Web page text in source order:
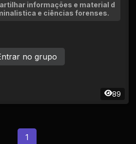
informações e material d
e ciências forenses.
89
no grupo
1